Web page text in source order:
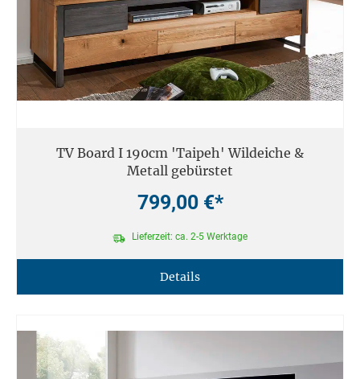
TV Board I 190cm 'Taipeh' Wildeiche &
Metall gebürstet
799,00 €*
Lieferzeit: ca. 2-5 Werktage
Details